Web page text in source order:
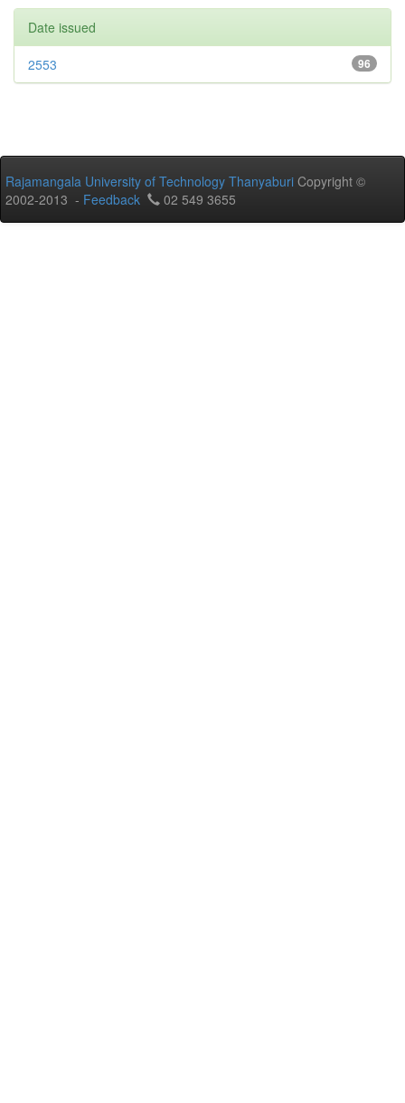
Date issued
96
2553
Rajamangala University of Technology Thanyaburi Copyright ©
2002-2013 - Feedback 02 549 3655